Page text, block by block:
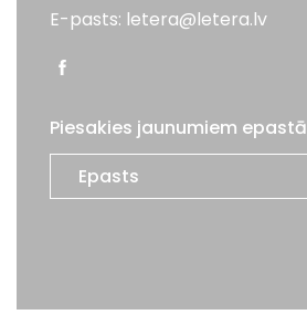
E-pasts: letera@letera.lv
Piesakies jaunumiem epastā